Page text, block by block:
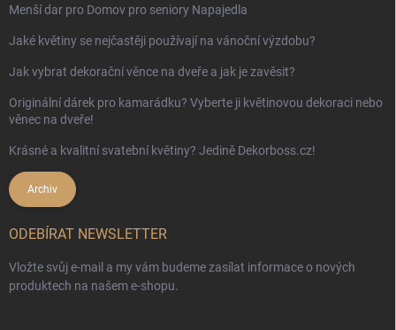
Menší dar pro Domov pro seniory Napajedla
Jaké květiny se nejčastěji používají na vánoční výzdobu?
Jak vybrat dekorační věnce na dveře a jak je zavěsit?
Originální dárek pro kamarádku? Vyberte ji květinovou dekoraci nebo
věnec na dveře!
Krásné a kvalitní svatební květiny? Jedině Dekorboss.cz!
Archiv
ODEBÍRAT NEWSLETTER
Vložte svůj e-mail a my vám budeme zasílat informace o nových
produktech na našem e-shopu.